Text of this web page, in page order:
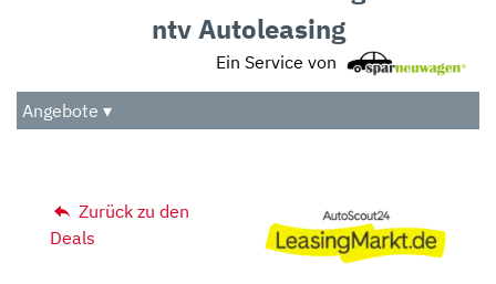
Audio
Das Beste
ntv Autoleasing
Ein Service von
Angebote ▾
Zurück zu den
Deals